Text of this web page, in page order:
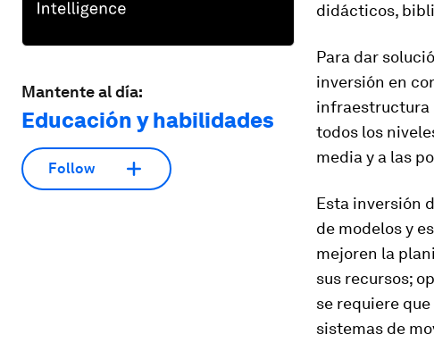
Mantente al día:
Educación y habilidades
Follow
didácticos,
Para dar
inversión en
infraestructura
todos los
media y a las
Esta inversión
de modelos y
mejoren la
sus recursos;
se requiere
sistemas de